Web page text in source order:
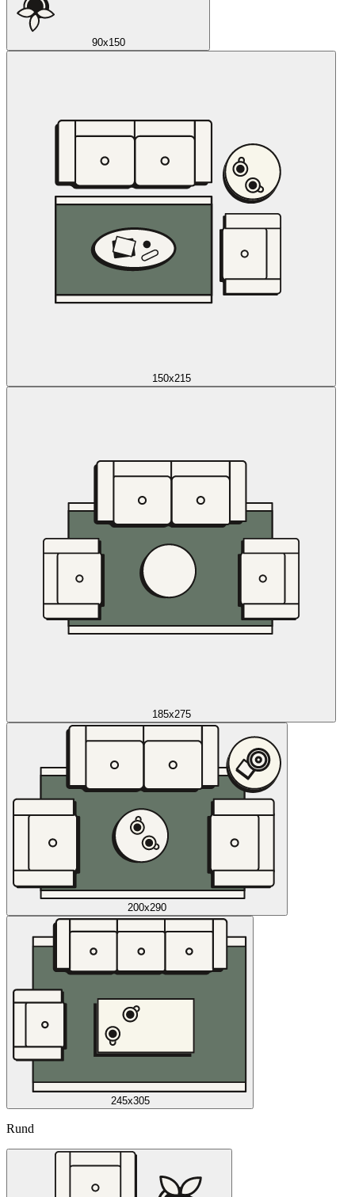
90x150
150x215
185x275
200x290
245x305
Rund